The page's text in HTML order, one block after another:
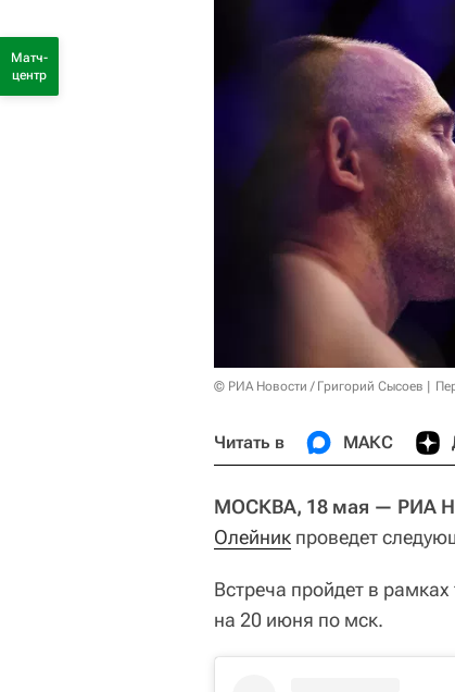
© РИА Новости / Григорий Сысоев
Читать в МАКС
МОСКВА, 18 мая — РИА
Олейник проведет
Встреча пройдет в рамках
на 20 июня по мск.
Матч-
центр